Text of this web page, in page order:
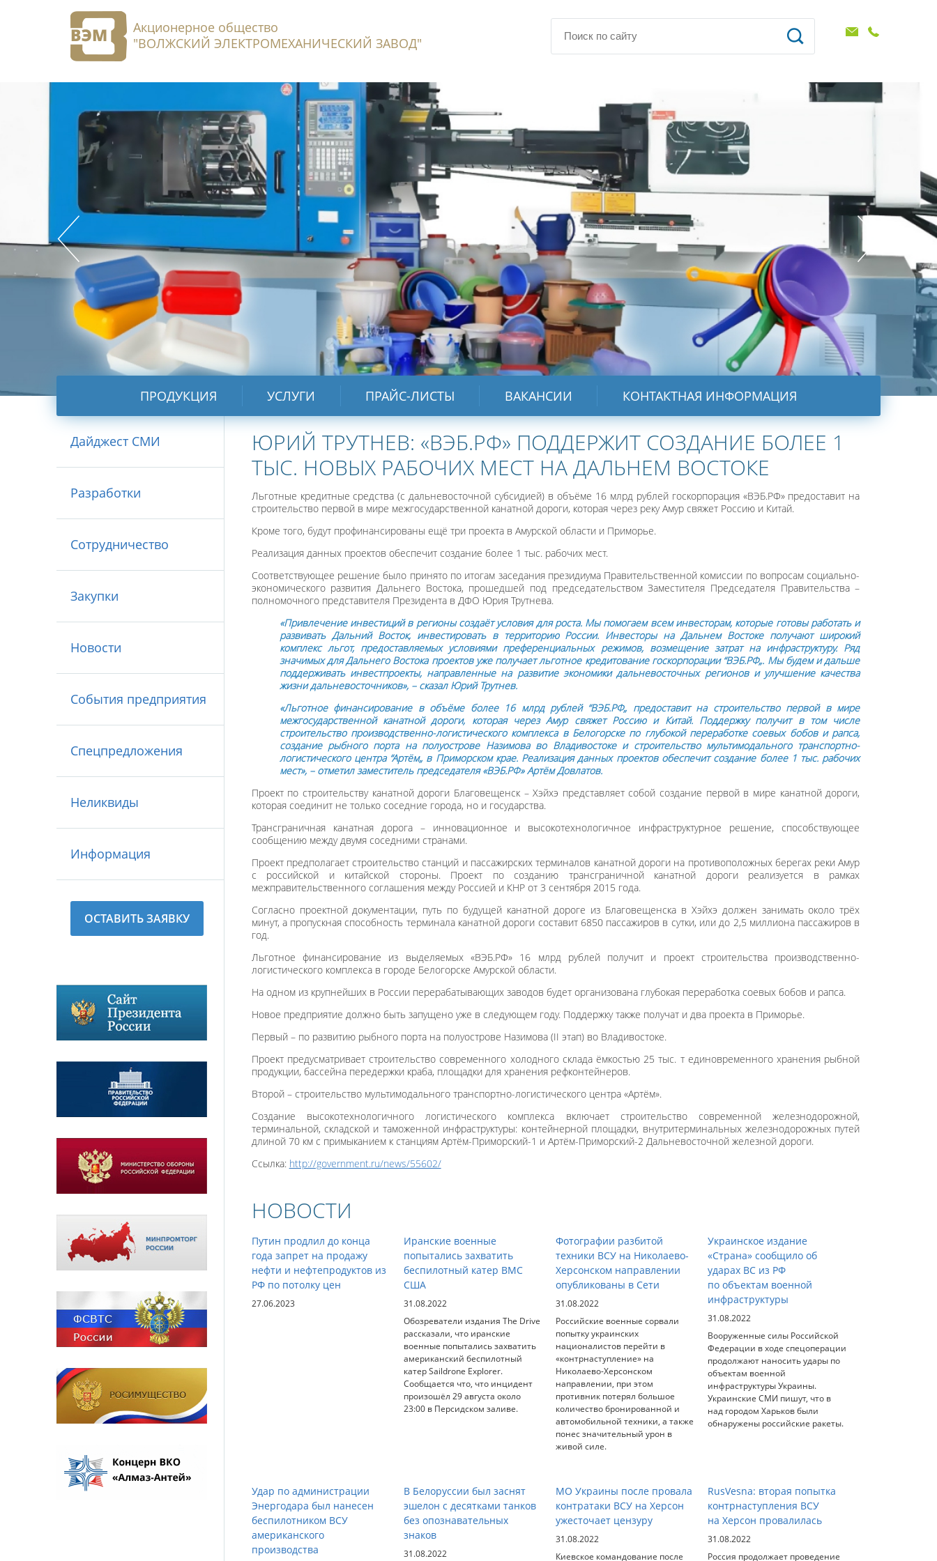
Акционерное общество
"ВОЛЖСКИЙ ЭЛЕКТРОМЕХАНИЧЕСКИЙ ЗАВОД"
ПРОДУКЦИЯ УСЛУГИ ПРАЙС-ЛИСТЫ ВАКАНСИИ КОНТАКТНАЯ ИНФОРМАЦИЯ
Дайджест СМИ
Разработки
Сотрудничество
Закупки
Новости
События предприятия
Спецпредложения
Неликвиды
Информация
ОСТАВИТЬ ЗАЯВКУ
ЮРИЙ ТРУТНЕВ: «ВЭБ.РФ» ПОДДЕРЖИТ СОЗДАНИЕ БОЛЕЕ 1
ТЫС. НОВЫХ РАБОЧИХ МЕСТ НА ДАЛЬНЕМ ВОСТОКЕ
Льготные кредитные средства (с дальневосточной субсидией) в объёме 16 млрд рублей госкорпорация «ВЭБ.РФ» предоставит на
строительство первой в мире межгосударственной канатной дороги, которая через реку Амур свяжет Россию и Китай.
Кроме того, будут профинансированы ещё три проекта в Амурской области и Приморье.
Реализация данных проектов обеспечит создание более 1 тыс. рабочих мест.
Соответствующее решение было принято по итогам заседания президиума Правительственной комиссии по вопросам социально-
экономического развития Дальнего Востока, прошедшей под председательством Заместителя Председателя Правительства –
полномочного представителя Президента в ДФО Юрия Трутнева.
«Привлечение инвестиций в регионы создаёт условия для роста. Мы помогаем всем инвесторам, которые готовы работать и
развивать Дальний Восток, инвестировать в территорию России. Инвесторы на Дальнем Востоке получают широкий
комплекс льгот, предоставляемых условиями преференциальных режимов, возмещение затрат на инфраструктуру. Ряд
значимых для Дальнего Востока проектов уже получает льготное кредитование госкорпорации “ВЭБ.РФ„. Мы будем и дальше
поддерживать инвестпроекты, направленные на развитие экономики дальневосточных регионов и улучшение качества
жизни дальневосточников», – сказал Юрий Трутнев.
«Льготное финансирование в объёме более 16 млрд рублей “ВЭБ.РФ„ предоставит на строительство первой в мире
межгосударственной канатной дороги, которая через Амур свяжет Россию и Китай. Поддержку получит в том числе
строительство производственно-логистического комплекса в Белогорске по глубокой переработке соевых бобов и рапса,
создание рыбного порта на полуострове Назимова во Владивостоке и строительство мультимодального транспортно-
логистического центра “Артём„ в Приморском крае. Реализация данных проектов обеспечит создание более 1 тыс. рабочих
мест», – отметил заместитель председателя «ВЭБ.РФ» Артём Довлатов.
Проект по строительству канатной дороги Благовещенск – Хэйхэ представляет собой создание первой в мире канатной дороги,
которая соединит не только соседние города, но и государства.
Трансграничная канатная дорога – инновационное и высокотехнологичное инфраструктурное решение, способствующее
сообщению между двумя соседними странами.
Проект предполагает строительство станций и пассажирских терминалов канатной дороги на противоположных берегах реки Амур
с российской и китайской стороны. Проект по созданию трансграничной канатной дороги реализуется в рамках
межправительственного соглашения между Россией и КНР от 3 сентября 2015 года.
Согласно проектной документации, путь по будущей канатной дороге из Благовещенска в Хэйхэ должен занимать около трёх
минут, а пропускная способность терминала канатной дороги составит 6850 пассажиров в сутки, или до 2,5 миллиона пассажиров в
год.
Льготное финансирование из выделяемых «ВЭБ.РФ» 16 млрд рублей получит и проект строительства производственно-
логистического комплекса в городе Белогорске Амурской области.
На одном из крупнейших в России перерабатывающих заводов будет организована глубокая переработка соевых бобов и рапса.
Новое предприятие должно быть запущено уже в следующем году. Поддержку также получат и два проекта в Приморье.
Первый – по развитию рыбного порта на полуострове Назимова (II этап) во Владивостоке.
Проект предусматривает строительство современного холодного склада ёмкостью 25 тыс. т единовременного хранения рыбной
продукции, бассейна передержки краба, площадки для хранения рефконтейнеров.
Второй – строительство мультимодального транспортно-логистического центра «Артём».
Создание высокотехнологичного логистического комплекса включает строительство современной железнодорожной,
терминальной, складской и таможенной инфраструктуры: контейнерной площадки, внутритерминальных железнодорожных путей
длиной 70 км с примыканием к станциям Артём-Приморский-1 и Артём-Приморский-2 Дальневосточной железной дороги.
Ссылка: http://government.ru/news/55602/
НОВОСТИ
Путин продлил до конца
года запрет на продажу
нефти и нефтепродуктов из
РФ по потолку цен
27.06.2023
Иранские военные
попытались захватить
беспилотный катер ВМС
США
31.08.2022
Обозреватели издания The Drive
рассказали, что иранские
военные попытались захватить
американский беспилотный
катер Saildrone Explorer.
Сообщается что, что инцидент
произошёл 29 августа около
23:00 в Персидском заливе.
Фотографии разбитой
техники ВСУ на Николаево-
Херсонском направлении
опубликованы в Сети
31.08.2022
Российские военные сорвали
попытку украинских
националистов перейти в
«контрнаступление» на
Николаево-Херсонском
направлении, при этом
противник потерял большое
количество бронированной и
автомобильной техники, а также
понес значительный урон в
живой силе.
Украинское издание
«Страна» сообщило об
ударах ВС из РФ
по объектам военной
инфраструктуры
31.08.2022
Вооруженные силы Российской
Федерации в ходе спецоперации
продолжают наносить удары по
объектам военной
инфраструктуры Украины.
Украинские СМИ пишут, что в
над городом Харьков были
обнаружены российские ракеты.
Удар по администрации
Энергодара был нанесен
беспилотником ВСУ
американского
производства
В Белоруссии был заснят
эшелон с десятками танков
без опознавательных
знаков
31.08.2022
МО Украины после провала
контратаки ВСУ на Херсон
ужесточает цензуру
31.08.2022
Киевское командование после
RusVesna: вторая попытка
контрнаступления ВСУ
на Херсон провалилась
31.08.2022
Россия продолжает проведение